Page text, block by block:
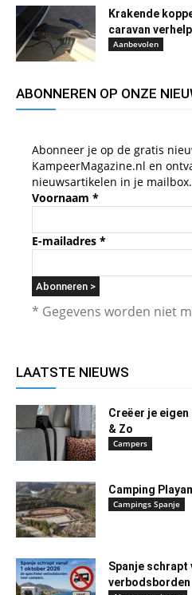
Krakende
caravan
Aanbevolen
ABONNEREN OP ONZE
Abonneer je op de gratis
KampeerMagazine.nl en
nieuwsartikelen in je mailbox.
Voornaam *
E-mailadres *
* Gegevens worden niet
LAATSTE NIEUWS
Creëer je
& Zo
Campers
Camping
Campings Spanje
Spanje schrapt
verbodsborden